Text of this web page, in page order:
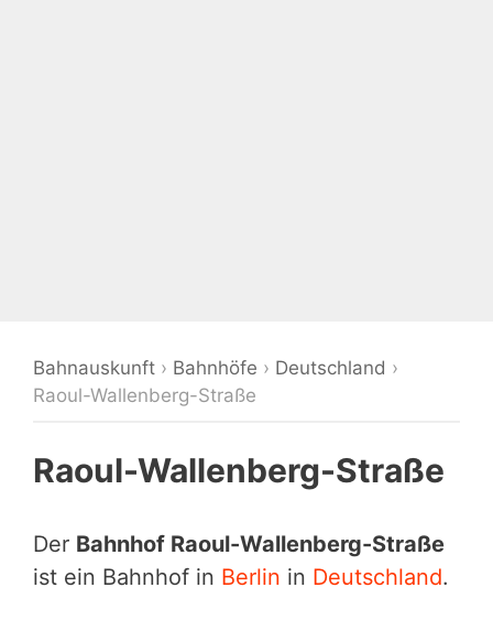
Bahnauskunft › Bahnhöfe › Deutschland ›
Raoul-Wallenberg-Straße
Raoul-Wallenberg-Straße
Der Bahnhof Raoul-Wallenberg-Straße
ist ein Bahnhof in Berlin in Deutschland.